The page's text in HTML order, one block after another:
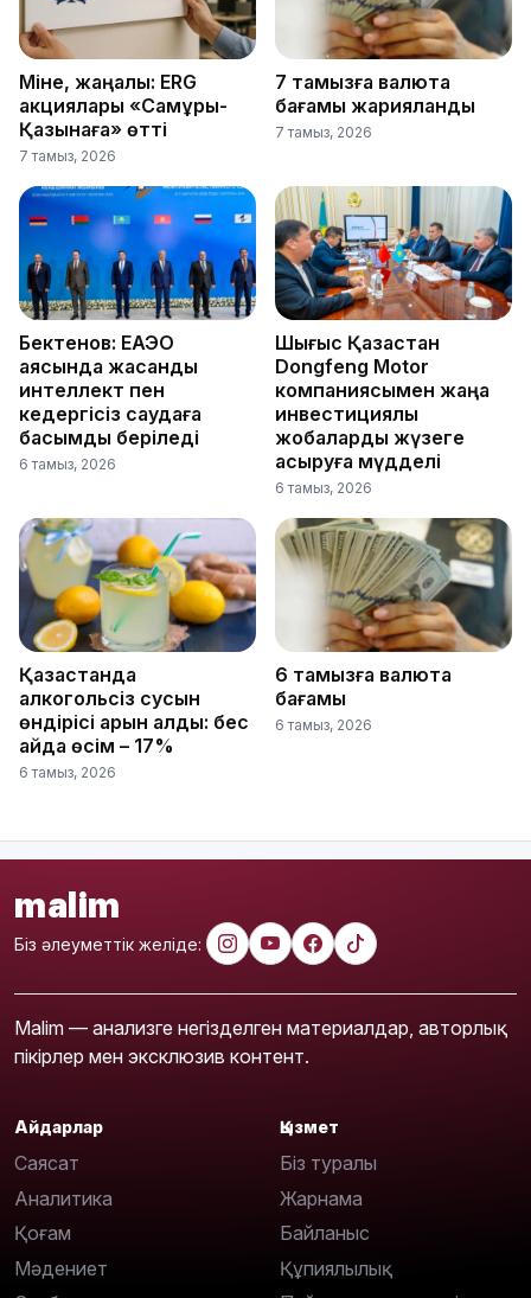
Міне, жаңалық: ERG
акциялары «Самұрық-
Қазынаға» өтті
7 тамыз, 2026
7 тамызға валюта
бағамы жарияланды
7 тамыз, 2026
Бектенов: ЕАЭО
аясында жасанды
интеллект пен
кедергісіз саудаға
басымдық беріледі
6 тамыз, 2026
Шығыс Қазақстан
Dongfeng Motor
компаниясымен жаңа
инвестициялық
жобаларды жүзеге
асыруға мүдделі
6 тамыз, 2026
Қазақстанда
алкогольсіз сусын
өндірісі қарқын алды: бес
айда өсім – 17%
6 тамыз, 2026
6 тамызға валюта
бағамы
6 тамыз, 2026
malim
Біз әлеуметтік желіде:
Malim — анализге негізделген материалдар, авторлық
пікірлер мен эксклюзив контент.
Айдарлар
Саясат
Аналитика
Қоғам
Мәдениет
Қызмет
Біз туралы
Жарнама
Байланыс
Құпиялылық